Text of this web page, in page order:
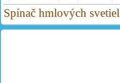
Spínač hmlových svetiel